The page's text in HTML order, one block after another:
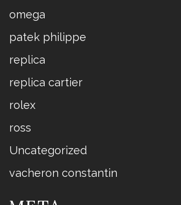
omega
patek philippe
replica
replica cartier
rolex
ross
Uncategorized
vacheron constantin